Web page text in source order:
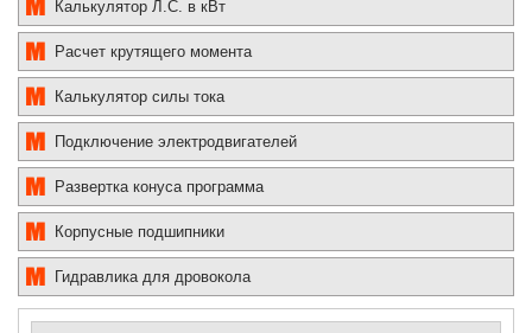
Калькулятор Л.С. в кВт
Расчет крутящего момента
Калькулятор силы тока
Подключение электродвигателей
Развертка конуса программа
Корпусные подшипники
Гидравлика для дровокола